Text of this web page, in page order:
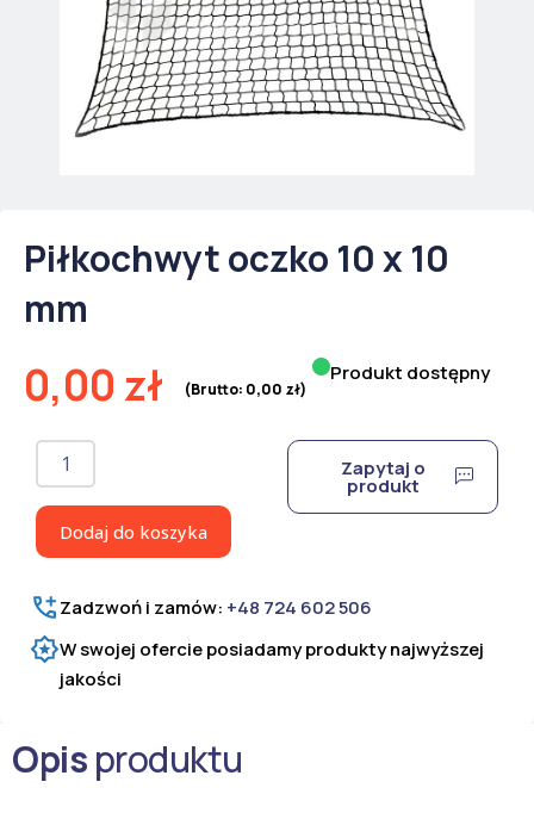
Piłkochwyt oczko 10 x 10
mm
0,00 zł (Brutto: 0,00 zł)
Produkt dostępny
ilość
Piłkochwyt
10
x
mm
Dodaj do koszyka
Zapytaj o
produkt
Zadzwoń i zamów: +48 724 602 506
W swojej ofercie posiadamy produkty najwyższej
jakości
Opisproduktu